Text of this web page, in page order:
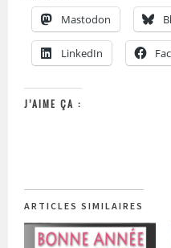
Mastodon
LinkedIn
J’AIME ÇA :
ARTICLES SIMILAIRES